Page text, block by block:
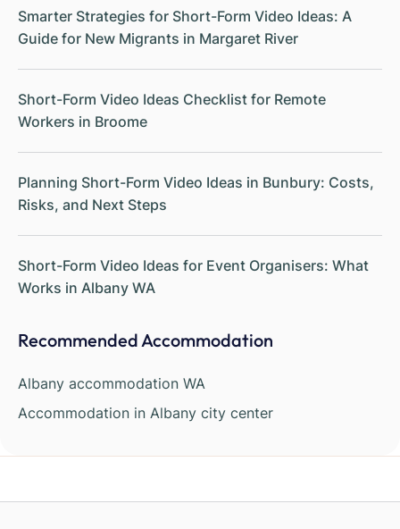
Smarter Strategies for Short-Form Video Ideas: A
Guide for New Migrants in Margaret River
Short-Form Video Ideas Checklist for Remote
Workers in Broome
Planning Short-Form Video Ideas in Bunbury: Costs,
Risks, and Next Steps
Short-Form Video Ideas for Event Organisers: What
Works in Albany WA
Recommended Accommodation
Albany accommodation WA
Accommodation in Albany city center